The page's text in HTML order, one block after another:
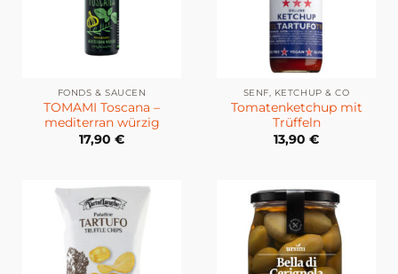
FONDS & SAUCEN
TOMAMI Toscana –
mediterran würzig
17,90 €
SENF, KETCHUP & CO
Tomatenketchup mit
Trüffeln
13,90 €